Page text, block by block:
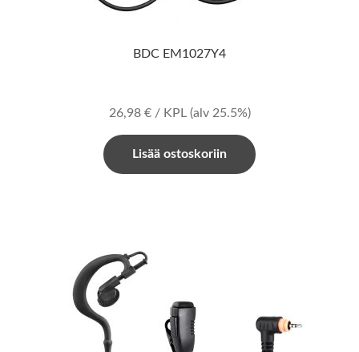
BDC EM1027Y4
26,98 €/ KPL (alv 25.5%)
Lisää ostoskoriin